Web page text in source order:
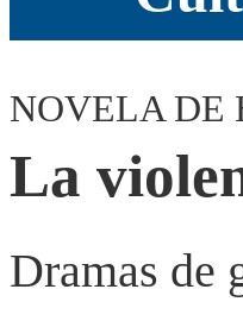
NOVELA DE
La
Dramas de